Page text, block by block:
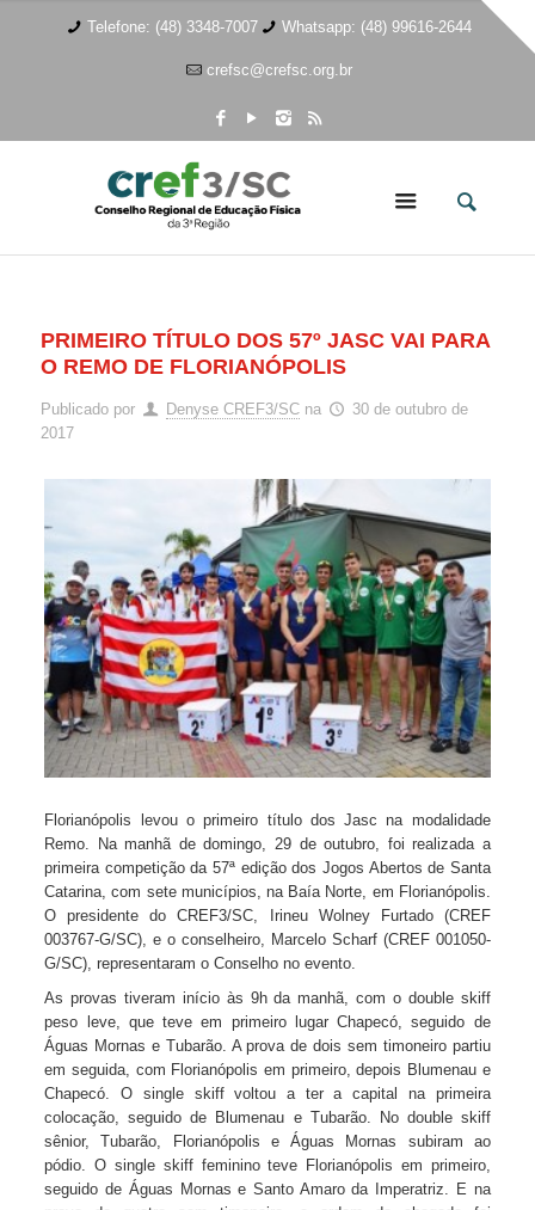
Telefone: (48) 3348-7007 Whatsapp: (48) 99616-2644
crefsc@crefsc.org.br
PRIMEIRO TÍTULO DOS 57º JASC VAI PARA
O REMO DE FLORIANÓPOLIS
Publicado por Denyse CREF3/SC na
30 de outubro de
2017
Florianópolis levou o primeiro título dos Jasc na modalidade
Remo. Na manhã de domingo, 29 de outubro, foi realizada a
primeira competição da 57ª edição dos Jogos Abertos de Santa
Catarina, com sete municípios, na Baía Norte, em Florianópolis.
O presidente do CREF3/SC, Irineu Wolney Furtado (CREF
003767-G/SC), e o conselheiro, Marcelo Scharf (CREF 001050-
G/SC), representaram o Conselho no evento.
As provas tiveram início às 9h da manhã, com o double skiff
peso leve, que teve em primeiro lugar Chapecó, seguido de
Águas Mornas e Tubarão. A prova de dois sem timoneiro partiu
em seguida, com Florianópolis em primeiro, depois Blumenau e
Chapecó. O single skiff voltou a ter a capital na primeira
colocação, seguido de Blumenau e Tubarão. No double skiff
sênior, Tubarão, Florianópolis e Águas Mornas subiram ao
pódio. O single skiff feminino teve Florianópolis em primeiro,
seguido de Águas Mornas e Santo Amaro da Imperatriz. E na